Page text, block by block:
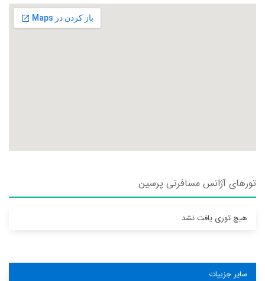
تورهای آژانس مسافرتی پرسين
هیچ توری یافت نشد
سایر جزییات